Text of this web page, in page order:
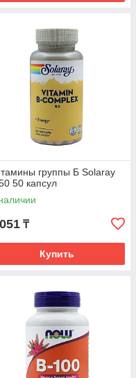
группы Б Solaray
50 капсул
₸
Купить